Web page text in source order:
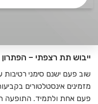
ייבוש תת רצפתי –
שוב פעם ישנם סימני
מזמינים אינסטלטורים
פעם אחת ולתמיד. התופעה